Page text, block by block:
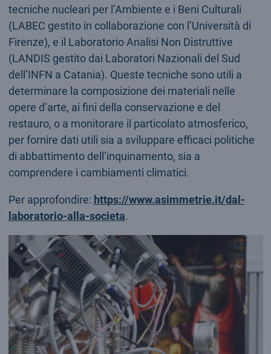
tecniche nucleari per l’Ambiente e i Beni Culturali
(LABEC gestito in collaborazione con l’Università di
Firenze), e il Laboratorio Analisi Non Distruttive
(LANDIS gestito dai Laboratori Nazionali del Sud
dell’INFN a Catania). Queste tecniche sono utili a
determinare la composizione dei materiali nelle
opere d’arte, ai fini della conservazione e del
restauro, o a monitorare il particolato atmosferico,
per fornire dati utili sia a sviluppare efficaci politiche
di abbattimento dell’inquinamento, sia a
comprendere i cambiamenti climatici.
Per approfondire: https://www.asimmetrie.it/dal-
laboratorio-alla-societa.